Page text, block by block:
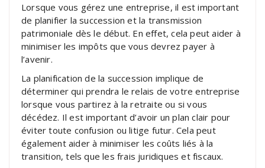
Lorsque vous gérez une entreprise, il est important
de planifier la succession et la transmission
patrimoniale dès le début. En effet, cela peut aider à
minimiser les impôts que vous devrez payer à
l’avenir.
La planification de la succession implique de
déterminer qui prendra le relais de votre entreprise
lorsque vous partirez à la retraite ou si vous
décédez. Il est important d’avoir un plan clair pour
éviter toute confusion ou litige futur. Cela peut
également aider à minimiser les coûts liés à la
transition, tels que les frais juridiques et fiscaux.